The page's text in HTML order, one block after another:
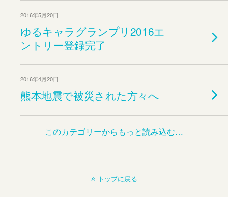
2016年5月20日
ゆるキャラグランプリ2016エ
ントリー登録完了
2016年4月20日
熊本地震で被災された方々へ
このカテゴリーからもっと読み込む…
トップに戻る